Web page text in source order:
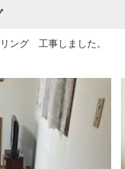
ング 工事しました。